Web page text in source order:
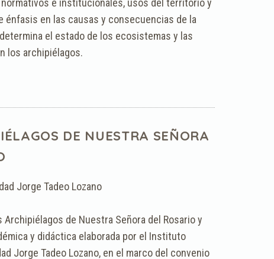
e institucionales, usos del territorio y
énfasis en las causas y consecuencias de la
el estado de los ecosistemas y las
los archipiélagos.
DE NUESTRA SEÑORA
Jorge Tadeo Lozano
de Nuestra Señora del Rosario y
y didáctica elaborada por el Instituto
Jorge Tadeo Lozano, en el marco del convenio